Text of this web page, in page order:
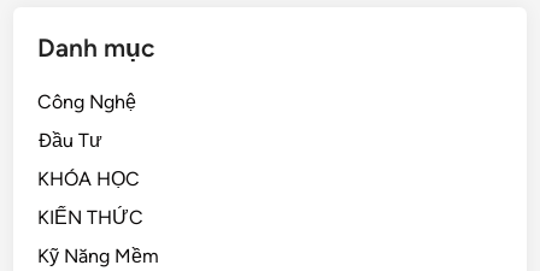
Danh mục
Công Nghệ
Đầu Tư
KHÓA HỌC
KIẾN THỨC
Kỹ Năng Mềm